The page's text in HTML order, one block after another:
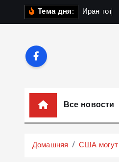
Тема дня: И ран гот
Все новости
Домашняя США могут